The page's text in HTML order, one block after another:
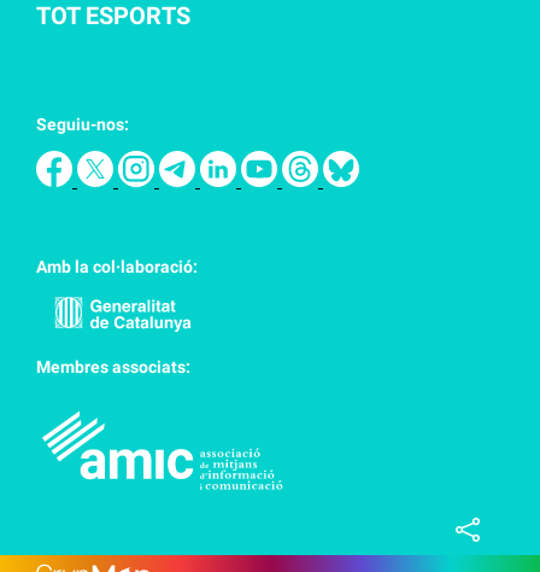
TOT ESPORTS
Seguiu-nos:
Amb la col·laboració:
Membres associats: